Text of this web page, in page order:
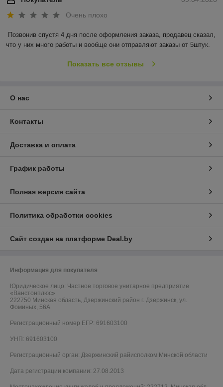
Очень плохо
Позвонив спустя 4 дня после оформления заказа, продавец сказал,
что у них много работы и вообще они отправляют заказы от 5штук.
Показать все отзывы
О нас
Контакты
Доставка и оплата
График работы
Полная версия сайта
Политика обработки cookies
Сайт создан на платформе Deal.by
Информация для покупателя
Юридическое лицо: Частное торговое унитарное предприятие
«Ванстонплюс»
222750 Минская область, Дзержинский район г. Дзержинск, ул.
Фоминых, 56А
Регистрационный номер ЕГР: 691603100
УНП: 691603100
Регистрационный орган: Дзержинский райисполком Минской области
Дата регистрации компании: 27.08.2013